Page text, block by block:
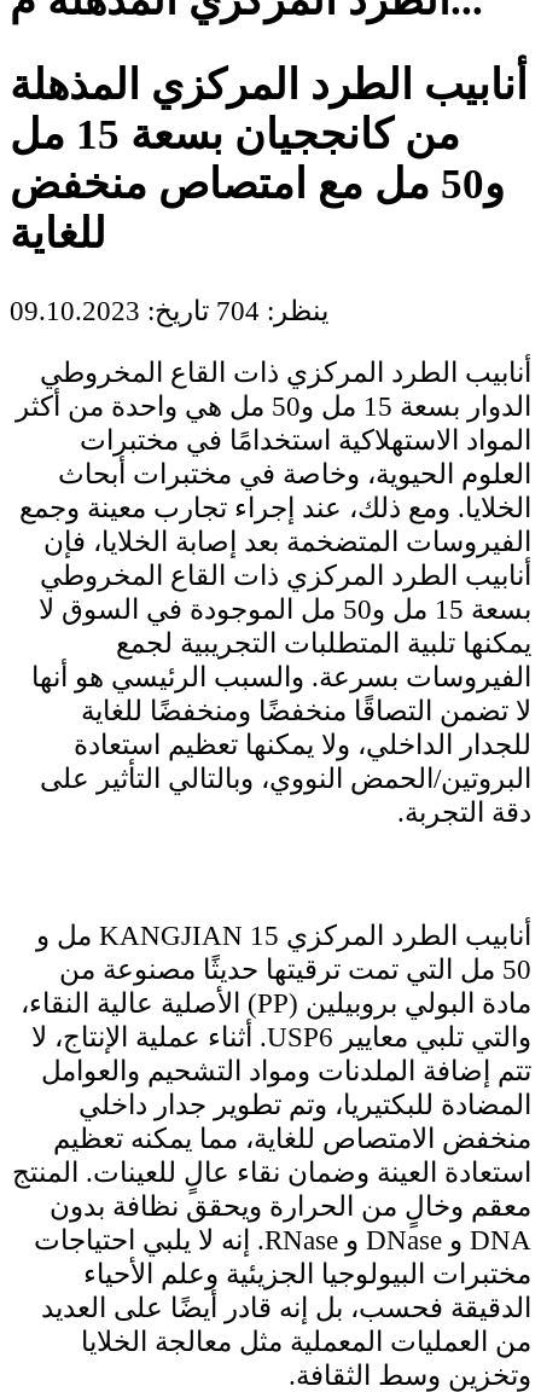
أنابيب الطرد المركزي المذهلة
من كانججيان بسعة 15 مل
و50 مل مع امتصاص منخفض
للغاية
ينظر: 704
تاريخ: 09.10.2023
أنابيب الطرد المركزي ذات القاع المخروطي
الدوار بسعة 15 مل و50 مل هي واحدة من أكثر
المواد الاستهلاكية استخدامًا في مختبرات
العلوم الحيوية، وخاصة في مختبرات أبحاث
الخلايا. ومع ذلك، عند إجراء تجارب معينة وجمع
الفيروسات المتضخمة بعد إصابة الخلايا، فإن
أنابيب الطرد المركزي ذات القاع المخروطي
بسعة 15 مل و50 مل الموجودة في السوق لا
يمكنها تلبية المتطلبات التجريبية لجمع
الفيروسات بسرعة. والسبب الرئيسي هو أنها
لا تضمن التصاقًا منخفضًا ومنخفضًا للغاية
للجدار الداخلي، ولا يمكنها تعظيم استعادة
البروتين/الحمض النووي، وبالتالي التأثير على
دقة التجربة.
أنابيب الطرد المركزي KANGJIAN 15 مل و
50 مل التي تمت ترقيتها حديثًا مصنوعة من
مادة البولي بروبيلين (PP) الأصلية عالية النقاء،
والتي تلبي معايير USP6. أثناء عملية الإنتاج، لا
تتم إضافة الملدنات ومواد التشحيم والعوامل
المضادة للبكتيريا، وتم تطوير جدار داخلي
منخفض الامتصاص للغاية، مما يمكنه تعظيم
استعادة العينة وضمان نقاء عالٍ للعينات. المنتج
معقم وخالٍ من الحرارة ويحقق نظافة بدون
DNA و DNase و RNase. إنه لا يلبي احتياجات
مختبرات البيولوجيا الجزيئية وعلم الأحياء
الدقيقة فحسب، بل إنه قادر أيضًا على العديد
من العمليات المعملية مثل معالجة الخلايا
وتخزين وسط الثقافة.